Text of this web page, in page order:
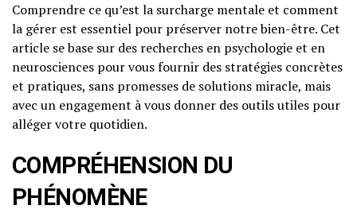
Comprendre ce qu’est la surcharge mentale et comment
la gérer est essentiel pour préserver notre bien-être. Cet
article se base sur des recherches en psychologie et en
neurosciences pour vous fournir des stratégies concrètes
et pratiques, sans promesses de solutions miracle, mais
avec un engagement à vous donner des outils utiles pour
alléger votre quotidien.
COMPRÉHENSION DU
PHÉNOMÈNE